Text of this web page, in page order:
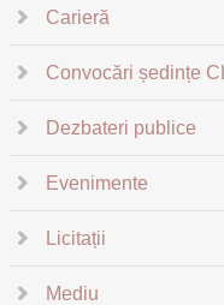
Carieră
Convocări ședințe
Dezbateri publice
Evenimente
Licitații
Mediu